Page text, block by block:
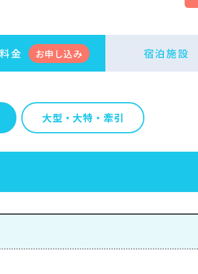
料金 お申 し込み 宿泊施設
大型・大特・牽引